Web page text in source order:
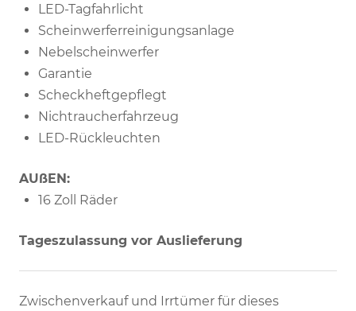
LED-Tagfahrlicht
Scheinwerferreinigungsanlage
Nebelscheinwerfer
Garantie
Scheckheftgepflegt
Nichtraucherfahrzeug
LED-Rückleuchten
AUßEN:
16 Zoll Räder
Tageszulassung vor Auslieferung
Zwischenverkauf und Irrtümer für dieses